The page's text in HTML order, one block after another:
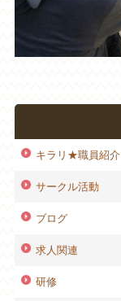
キラリ★職員紹介
サークル活動
ブログ
求人関連
研修